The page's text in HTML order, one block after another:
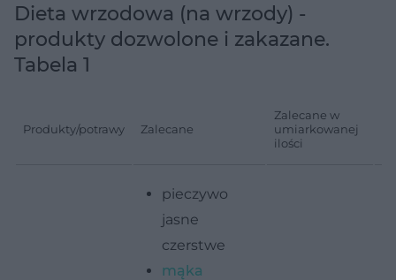
Dieta wrzodowa (na wrzody) -
produkty dozwolone i zakazane.
Tabela 1
Produkty/potrawy Zalecane
Zalecane w
umiarkowanej
ilości
pieczywo
jasne
czerstwe
mąka